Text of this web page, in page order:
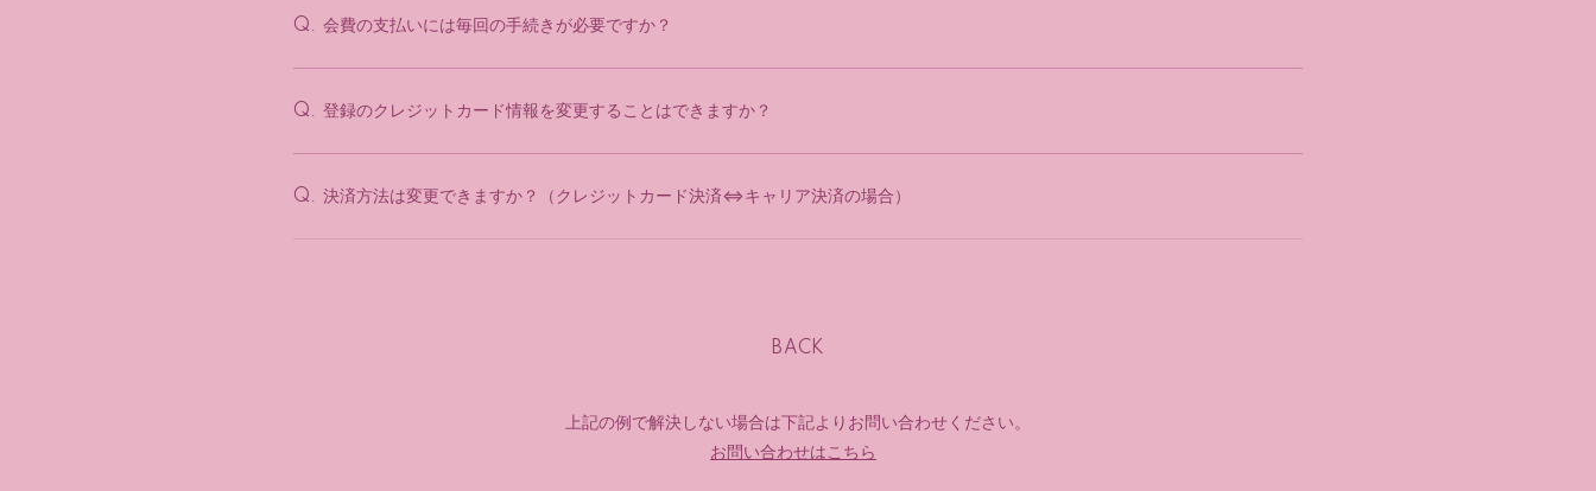
Q. 会費の支払いには毎回の手続きが必要ですか？
Q. 登録のクレジットカード情報を変更することはできますか？
Q. 決済方法は変更できますか？（クレジットカード決済⇔キャリア決済の場合）
BACK
上記の例で解決しない場合は下記よりお問い合わせください。
お問い合わせはこちら